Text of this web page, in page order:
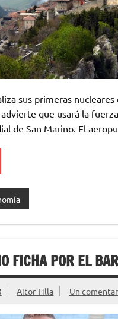
sus primeras
que usará la
de San Marino. El
FICHA POR EL
Aitor Tilla Un